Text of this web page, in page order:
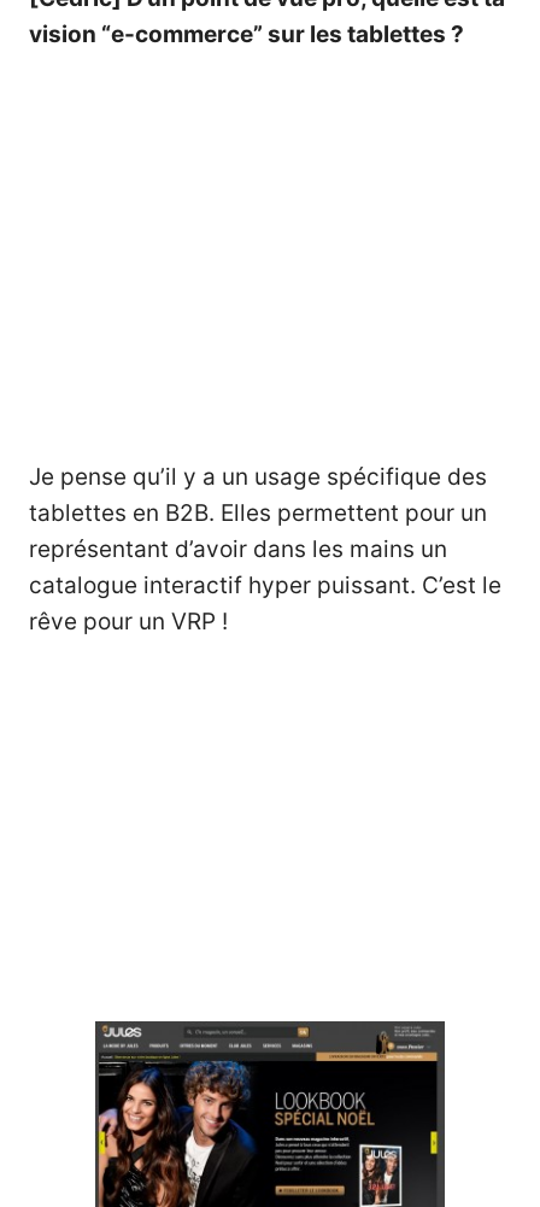
vision “e-commerce” sur les tablettes ?
Je pense qu’il y a un usage spécifique des
tablettes en B2B. Elles permettent pour un
représentant d’avoir dans les mains un
catalogue interactif hyper puissant. C’est le
rêve pour un VRP !